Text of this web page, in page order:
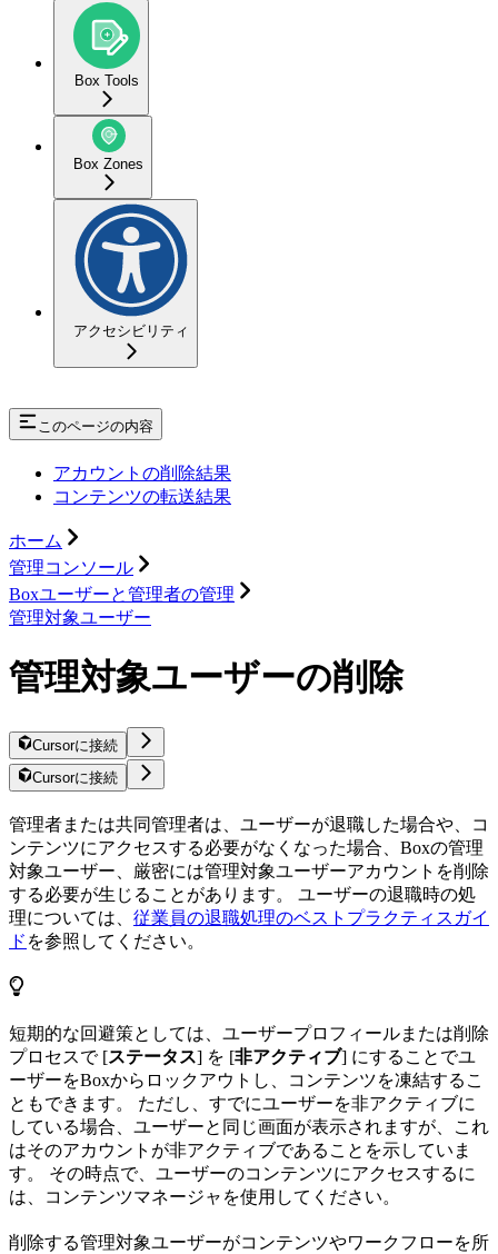
Box Tools
Box Zones
アクセシビリティ
このページの内容
アカウントの削除結果
コンテンツの転送結果
ホーム
管理コンソール
Boxユーザーと管理者の管理
管理対象ユーザー
管理対象ユーザーの削除
Cursorに接続
Cursorに接続
管理者または共同管理者は、ユーザーが退職した場合や、コ
ンテンツにアクセスする必要がなくなった場合、Boxの管理
対象ユーザー、厳密には管理対象ユーザーアカウントを削除
する必要が生じることがあります。 ユーザーの退職時の処
理については、 従業員の退職処理のベストプラクティスガイ
ド を参照してください。
短期的な回避策としては、ユーザープロフィールまたは削除
プロセスで [ステータス] を [非アクティブ] にすることでユ
ーザーをBoxからロックアウトし、コンテンツを凍結するこ
ともできます。 ただし、すでにユーザーを非アクティブに
している場合、ユーザーと同じ画面が表示されますが、これ
はそのアカウントが非アクティブであることを示していま
す。 その時点で、ユーザーのコンテンツにアクセスするに
は、コンテンツマネージャを使用してください。
削除する管理対象ユーザーがコンテンツやワークフローを所